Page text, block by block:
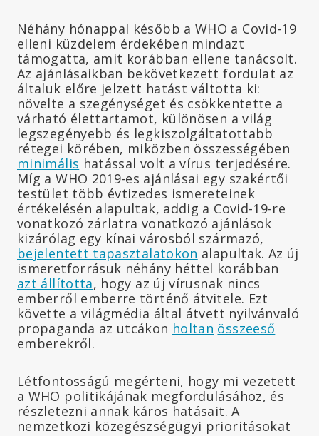
Néhány hónappal később a WHO a Covid-19
elleni küzdelem érdekében mindazt
támogatta, amit korábban ellene tanácsolt.
Az ajánlásaikban bekövetkezett fordulat az
általuk előre jelzett hatást váltotta ki:
növelte a szegénységet és csökkentette a
várható élettartamot, különösen a világ
legszegényebb és legkiszolgáltatottabb
rétegei körében, miközben összességében
minimális hatással volt a vírus terjedésére.
Míg a WHO 2019-es ajánlásai egy szakértői
testület több évtizedes ismereteinek
értékelésén alapultak, addig a Covid-19-re
vonatkozó zárlatra vonatkozó ajánlások
kizárólag egy kínai városból származó,
bejelentett tapasztalatokon alapultak. Az új
ismeretforrásuk néhány héttel korábban
azt állította, hogy az új vírusnak nincs
emberről emberre történő átvitele. Ezt
követte a világmédia által átvett nyilvánvaló
propaganda az utcákon holtan összeeső
emberekről.
Létfontosságú megérteni, hogy mi vezetett
a WHO politikájának megfordulásához, és
részletezni annak káros hatásait. A
nemzetközi közegészségügyi prioritásokat